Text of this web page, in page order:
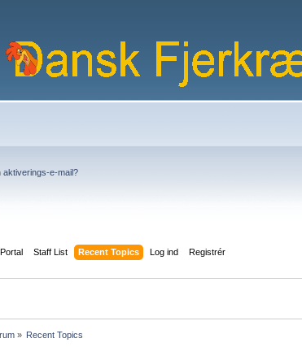
aktiverings-e-mail?
Staff List Recent Topics Log ind Registrér
» Recent Topics